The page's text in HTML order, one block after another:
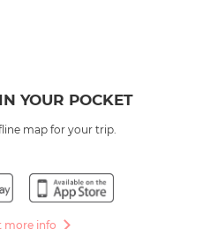
YOUR POCKET
map for your trip.
more info